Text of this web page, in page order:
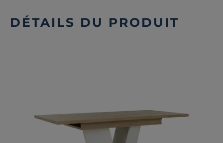
DÉTAILS DU PRODUIT